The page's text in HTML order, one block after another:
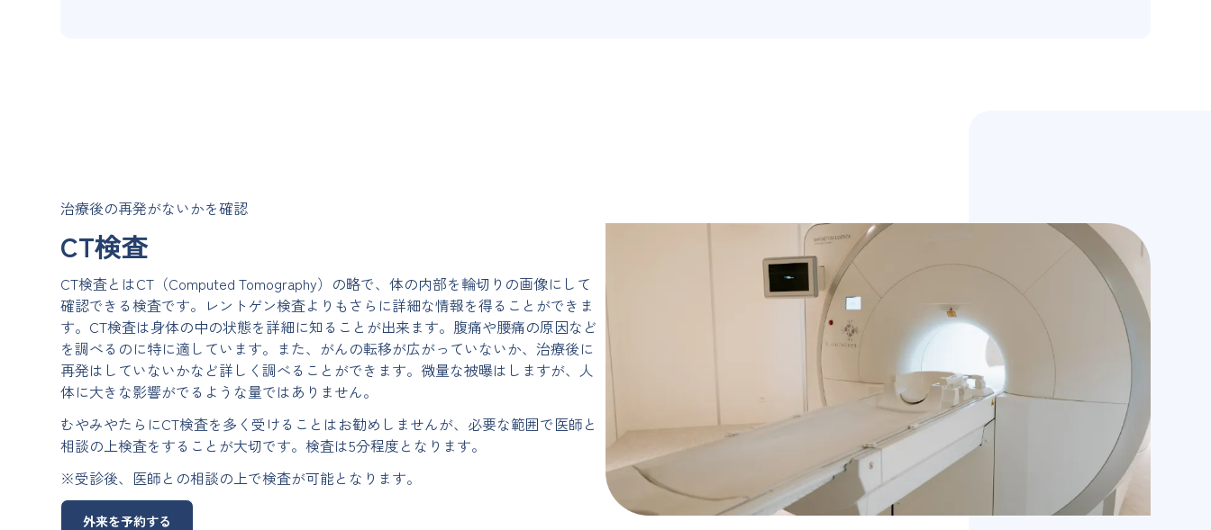
治療後の再発がないかを確認
CT検査
CT検査とはCT（Computed Tomography）の略で、体の内部を輪切りの画像にして
確認できる検査です。レントゲン検査よりもさらに詳細な情報を得ることができま
す。CT検査は身体の中の状態を詳細に知ることが出来ます。腹痛や腰痛の原因など
を調べるのに特に適しています。また、がんの転移が広がっていないか、治療後に
再発はしていないかなど詳しく調べることができます。微量な被曝はしますが、人
体に大きな影響がでるような量ではありません。
むやみやたらにCT検査を多く受けることはお勧めしませんが、必要な範囲で医師と
相談の上検査をすることが大切です。検査は5分程度となります。
※受診後、医師との相談の上で検査が可能となります。
外来を予約する